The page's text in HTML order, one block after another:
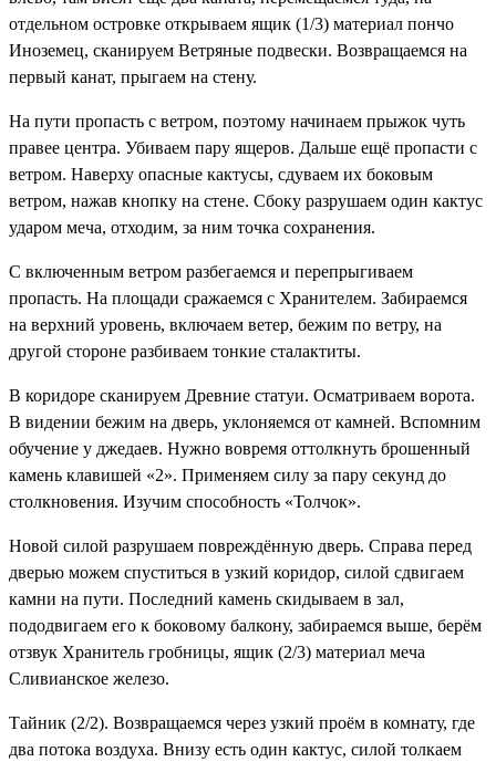
отдельном островке открываем ящик (1/3) материал пончо
Иноземец, сканируем Ветряные подвески. Возвращаемся на
первый канат, прыгаем на стену.
На пути пропасть с ветром, поэтому начинаем прыжок чуть
правее центра. Убиваем пару ящеров. Дальше ещё пропасти с
ветром. Наверху опасные кактусы, сдуваем их боковым
ветром, нажав кнопку на стене. Сбоку разрушаем один кактус
ударом меча, отходим, за ним точка сохранения.
С включенным ветром разбегаемся и перепрыгиваем
пропасть. На площади сражаемся с Хранителем. Забираемся
на верхний уровень, включаем ветер, бежим по ветру, на
другой стороне разбиваем тонкие сталактиты.
В коридоре сканируем Древние статуи. Осматриваем ворота.
В видении бежим на дверь, уклоняемся от камней. Вспомним
обучение у джедаев. Нужно вовремя оттолкнуть брошенный
камень клавишей «2». Применяем силу за пару секунд до
столкновения. Изучим способность «Толчок».
Новой силой разрушаем повреждённую дверь. Справа перед
дверью можем спуститься в узкий коридор, силой сдвигаем
камни на пути. Последний камень скидываем в зал,
пододвигаем его к боковому балкону, забираемся выше, берём
отзвук Хранитель гробницы, ящик (2/3) материал меча
Сливианское железо.
Тайник (2/2). Возвращаемся через узкий проём в комнату, где
два потока воздуха. Внизу есть один кактус, силой толкаем